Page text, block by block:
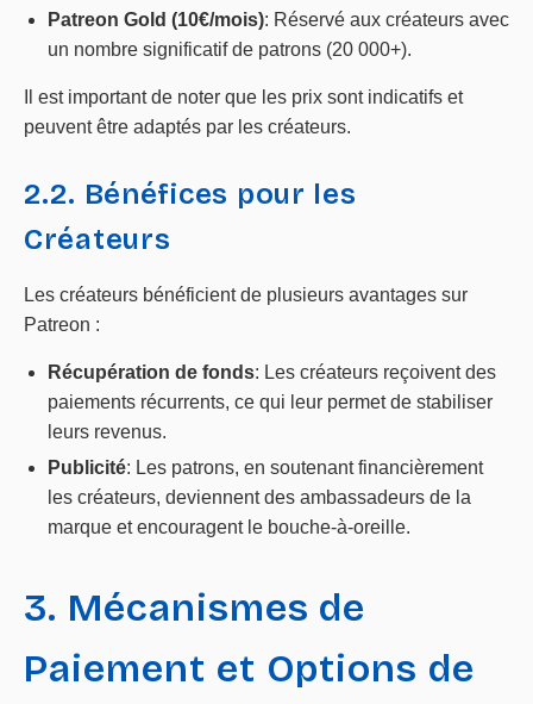
Patreon Gold (10€/mois): Réservé aux créateurs avec
un nombre significatif de patrons (20 000+).
Il est important de noter que les prix sont indicatifs et
peuvent être adaptés par les créateurs.
2.2. Bénéfices pour les
Créateurs
Les créateurs bénéficient de plusieurs avantages sur
Patreon :
Récupération de fonds: Les créateurs reçoivent des
paiements récurrents, ce qui leur permet de stabiliser
leurs revenus.
Publicité: Les patrons, en soutenant financièrement
les créateurs, deviennent des ambassadeurs de la
marque et encouragent le bouche-à-oreille.
3. Mécanismes de
Paiement et Options de